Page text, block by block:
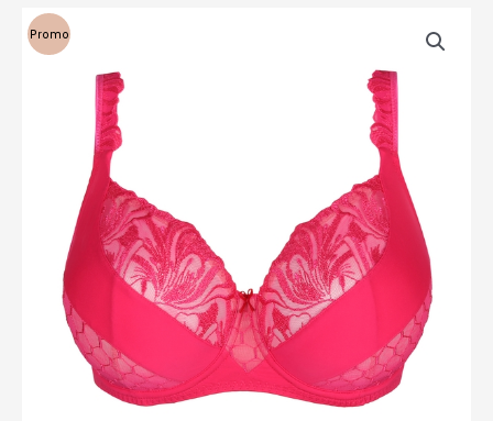
Promo